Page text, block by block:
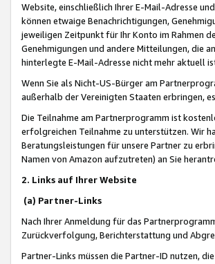
Website, einschließlich Ihrer E-Mail-Adresse
können etwaige Benachrichtigungen,
jeweiligen Zeitpunkt für Ihr Konto im Rahmen
Genehmigungen und andere Mitteilungen, die
hinterlegte E-Mail-Adresse nicht mehr aktuell
Wenn Sie als Nicht-US-Bürger am
außerhalb der Vereinigten Staaten erbringen,
Die Teilnahme am Partnerprogramm ist
erfolgreichen Teilnahme zu unterstützen. Wir
Beratungsleistungen für unsere Partner zu
Namen von Amazon aufzutreten) an Sie
2. Links auf Ihrer Website
(a) Partner-Links
Nach Ihrer Anmeldung für das
Zurückverfolgung, Berichterstattung und
Partner-Links müssen die Partner-ID nutzen,